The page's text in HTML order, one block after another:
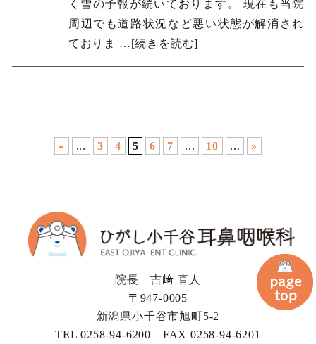
く雪の予報が続いております。 現在も当院
周辺でも道路状況など悪い状態が解消され
ておりま
…[続きを読む]
« ... 3 4 5 6 7 ... 10 ... »
院長 吉﨑 直人
〒947-0005
新潟県小千谷市旭町5-2
TEL 0258-94-6200 FAX 0258-94-6201